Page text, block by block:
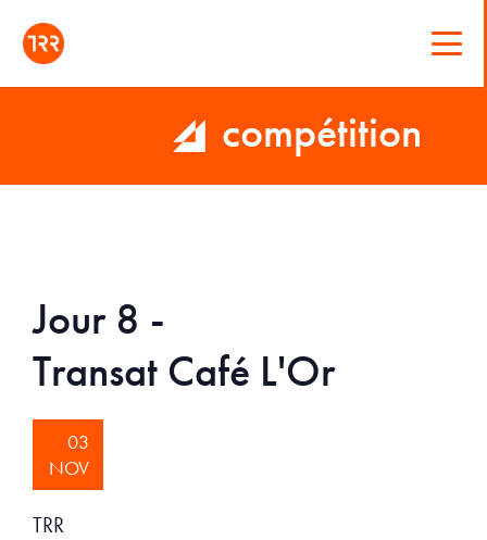
compétition
Jour 8 -
Transat Café L'Or
03
NOV
TRR